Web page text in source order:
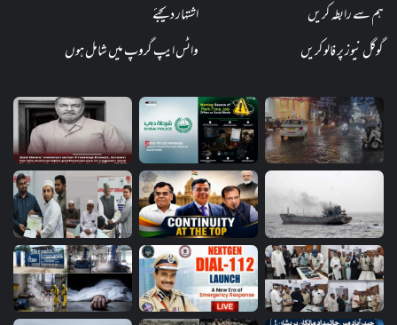
ہم سے رابطہ کریں
اشتہار دیجئے
گوگل نیوز پر فالو کریں
واٹس ایپ گروپ میں شامل ہوں